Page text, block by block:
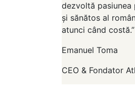
dezvoltă
și sănătos al
atunci când costă.”
Emanuel Toma
CEO & Fondator